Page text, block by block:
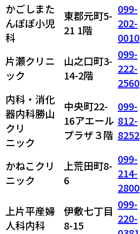
かごしまた
んぽぽ小児
科
東郡元町5-
21 1階
099-
202-
0010
片瀬クリニ
ック
山之口町3-
14-2階
099-
222-
2560
内科・消化
器内科勝山
クリ
ニック
中央町22-
16アエール
プラザ３階
099-
812-
8252
かねこクリ
ニック
上荒田町8-
6
099-
214-
2800
上片平産婦
人科内科
伊敷七丁目
8-15
099-
220-